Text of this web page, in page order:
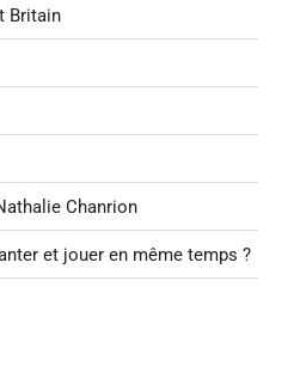
Britain
Chanrion
et jouer en même temps ?